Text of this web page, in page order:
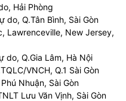
Hải Phòng
do, Q.Tân Bình, Sài Gòn
Lawrenceville, New Jersey,
do, Q.Gia Lâm, Hà Nội
VNCH, Q.1 Sài Gòn
Nhuận, Sài Gòn
Lưu Văn Vịnh, Sài Gòn